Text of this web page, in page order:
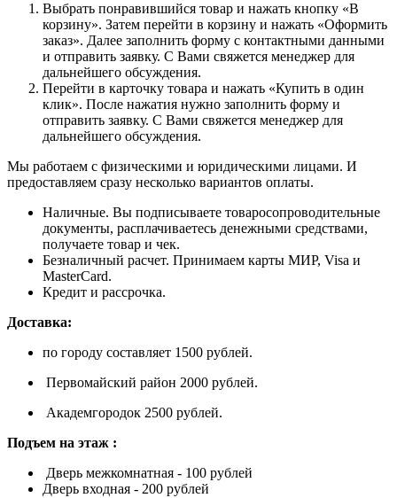
Выбрать понравившийся товар и нажать кнопку «В
корзину». Затем перейти в корзину и нажать «Оформить
заказ». Далее заполнить форму с контактными данными
и отправить заявку. С Вами свяжется менеджер для
дальнейшего обсуждения.
Перейти в карточку товара и нажать «Купить в один
клик». После нажатия нужно заполнить форму и
отправить заявку. С Вами свяжется менеджер для
дальнейшего обсуждения.
Мы работаем с физическими и юридическими лицами. И
предоставляем сразу несколько вариантов оплаты.
Наличные. Вы подписываете товаросопроводительные
документы, расплачиваетесь денежными средствами,
получаете товар и чек.
Безналичный расчет. Принимаем карты МИР, Visa и
MasterCard.
Кредит и рассрочка.
Доставка:
по городу составляет 1500 рублей.
Первомайский район 2000 рублей.
Академгородок 2500 рублей.
Подъем на этаж :
Дверь межкомнатная - 100 рублей
Дверь входная - 200 рублей